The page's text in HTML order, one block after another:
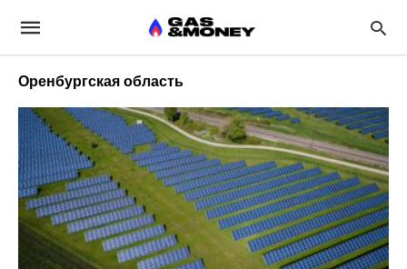
Оренбургская область